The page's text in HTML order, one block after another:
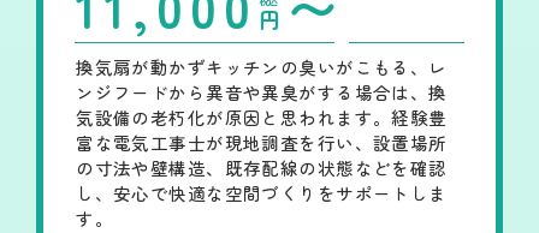
円
換気扇が動かずキッチンの臭いがこもる、レ
ンジフードから異音や異臭がする場合は、換
気設備の老朽化が原因と思われます。経験豊
富な電気工事士が現地調査を行い、設置場所
の寸法や壁構造、既存配線の状態などを確認
し、安心で快適な空間づくりをサポートしま
す。